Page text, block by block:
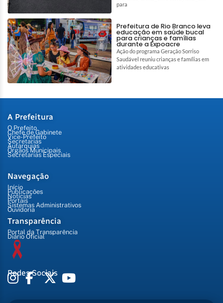
para
Prefeitura de Rio Branco leva
educação em saúde bucal
para crianças e famílias
durante a Expoacre
Ação do programa Geração Sorriso
Saudável reuniu crianças e famílias em
atividades educativas
A Prefeitura
O Prefeito
Chefe de Gabinete
Vice-Prefeito
Secretarias
Autarquias
Órgãos Municipais
Secretarias Especiais
Navegação
Início
Publicações
Notícias
Portais
Sistemas Administrativos
Ouvidoria
Transparência
Portal da Transparência
Diário Oficial
Redes Sociais